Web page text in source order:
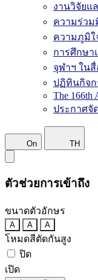
งานวิจัยแ
ความร่วม
ความภูมิใ
การศึกษา
จุฬาฯ ในสื่
ปฏิทินกิจก
The 166th
ประกาศจั
On TH
ตัวช่วยการเข้าถึง
ขนาดตัวอักษร
A A A
โหมดสีตัดกันสูง
ปิด
เปิด